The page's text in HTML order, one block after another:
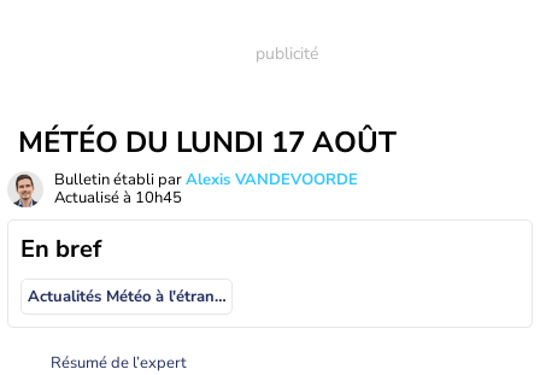
MÉTÉO DU LUNDI 17 AOÛT
Bulletin établi parAlexis VANDEVOORDE
Actualisé à 10h45
En bref
Actualités Météo à l'étranger
Résumé de l’expert